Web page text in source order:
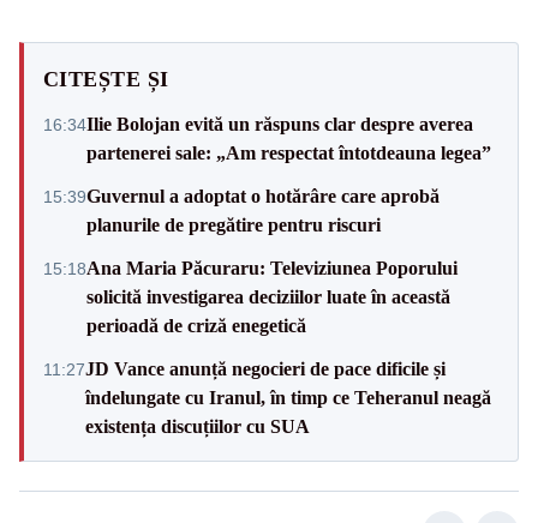
CITEȘTE ȘI
16:34Ilie Bolojan evită un răspuns clar despre averea
partenerei sale: „Am respectat întotdeauna legea”
15:39Guvernul a adoptat o hotărâre care aprobă
planurile de pregătire pentru riscuri
15:18Ana Maria Păcuraru: Televiziunea Poporului
solicită investigarea deciziilor luate în această
perioadă de criză enegetică
11:27JD Vance anunță negocieri de pace dificile și
îndelungate cu Iranul, în timp ce Teheranul neagă
existența discuțiilor cu SUA